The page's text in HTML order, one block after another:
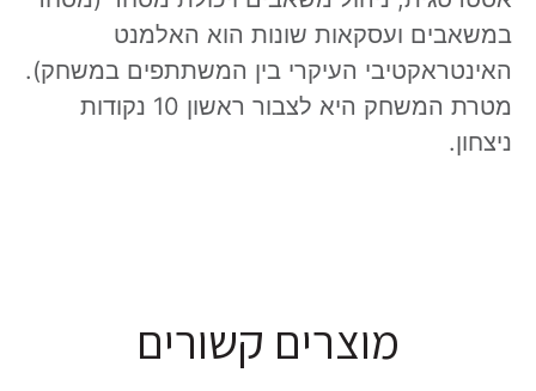
במשאבים ועסקאות שונות הוא האלמנט
האינטראקטיבי העיקרי בין המשתתפים במשחק).
מטרת המשחק היא לצבור ראשון 10 נקודות
ניצחון.
מוצרים קשורים